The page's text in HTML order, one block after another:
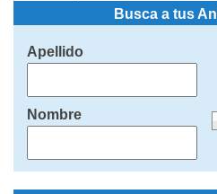
Busca a tus
Apellido
Nombre